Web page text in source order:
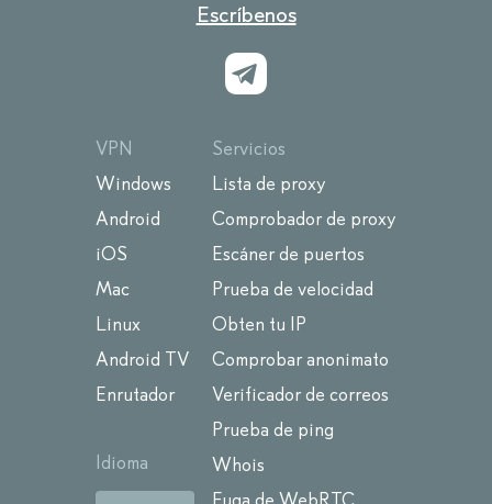
Escríbenos
VPN
Windows
Android
iOS
Mac
Linux
Android TV
Enrutador
Idioma
Servicios
Lista de proxy
Comprobador de proxy
Escáner de puertos
Prueba de velocidad
Obten tu IP
Comprobar anonimato
Verificador de correos
Prueba de ping
Whois
Fuga de WebRTC